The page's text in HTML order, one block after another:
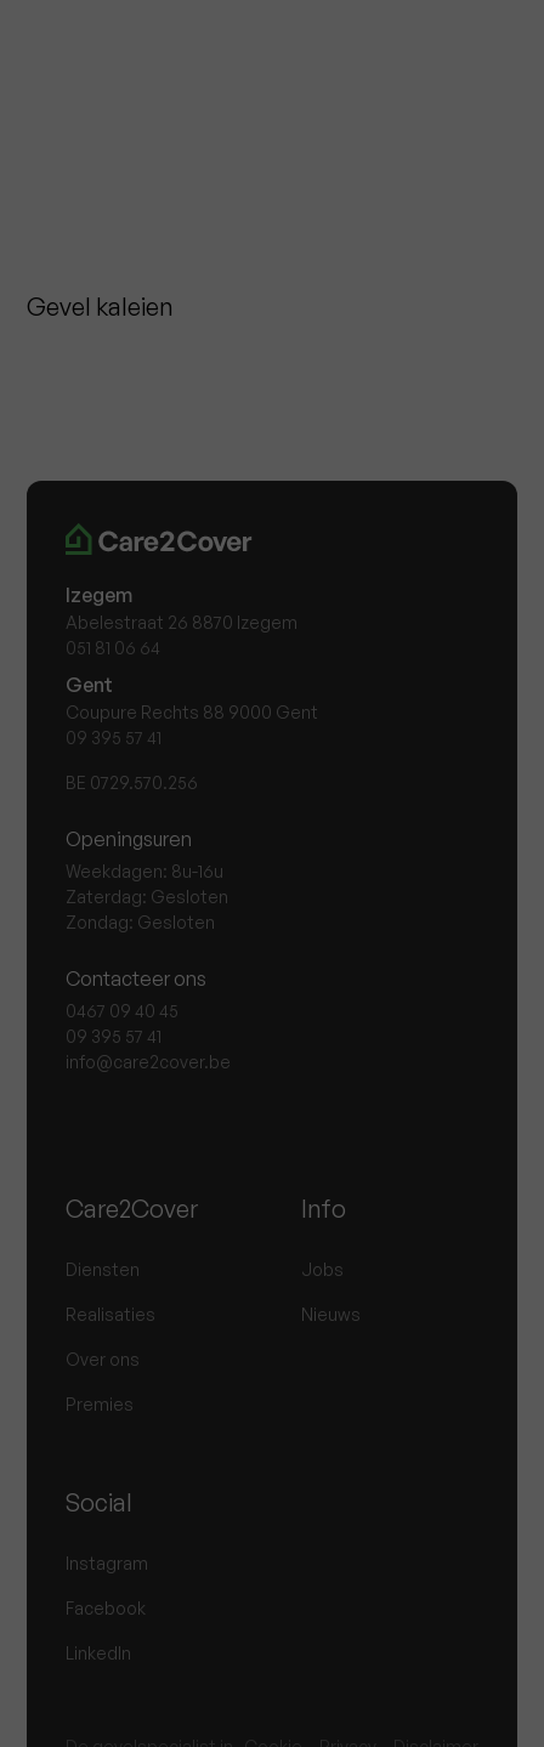
Gevel kaleien
Izegem
Abelestraat 26 8870 Izegem
051 81 06 64
Gent
Coupure Rechts 88 9000 Gent
09 395 57 41
BE 0729.570.256
Openingsuren
Weekdagen: 8u-16u
Zaterdag: Gesloten
Zondag: Gesloten
Contacteer ons
0467 09 40 45
09 395 57 41
info@care2cover.be
Care2Cover
Diensten
Realisaties
Over ons
Premies
Info
Jobs
Nieuws
Social
Instagram
Facebook
LinkedIn